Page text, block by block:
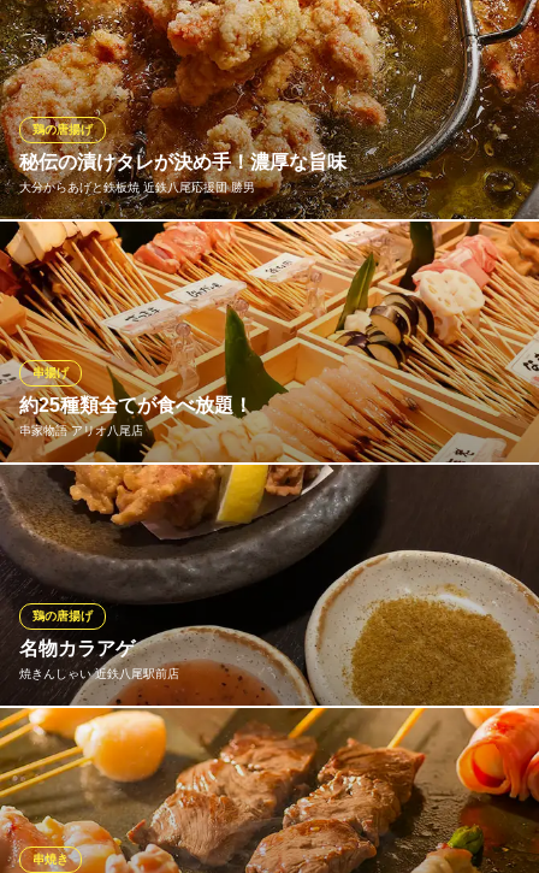
大阪府八尾市安中町1-7-10
知る人ぞ知るグルメ食材【天使の海老】。美しい海に囲まれたニ
ューカレドニアは別名「天国に一番近い島」と呼ばれており、そ
こで育った新鮮で透き通るような色の海老が【天使の海老】で
す。栄養はもちろん旨味成分も豊富。お米一粒一粒に染み渡った
海老の旨味を感じてください！
釜飯と１品料理とお酒のお店 槐（えんじゅ）
こだわり絶品釜飯居酒屋
近鉄大阪線近鉄八尾駅 徒歩1分
大阪府八尾市東本町3-5-7 ダイヤビル5F
秘伝の漬けタレが決め手！濃厚な旨味
大分からあげと鉄板焼 近鉄八尾応援団 勝男
鶏の唐揚げ
勝男に来たらアツアツでジューシーな「唐揚げ」を食べないと始
まらない！じっくり数ヶ月熟成させた「秘伝のタレ」に漬け込
み、鶏肉全体に旨味をたっぷりと染み込ませた濃厚な味わいの唐
揚げです。香ばしいしょうゆとにんにく風味が、お酒にもご飯に
も抜群に合います◎せせりなど、様々な部位をご用意しておりま
す！
大分からあげと鉄板焼 近鉄八尾応援団 勝男
唐揚・鉄板焼・居酒屋
近鉄大阪線近鉄八尾駅 徒歩1分
大阪府八尾市北本町2-2 ベントモール八尾
約25種類全てが食べ放題！
串家物語 アリオ八尾店
串揚げ
定番の牛肉や豚肉、ぷりぷり食感で美味しい海老などの定番串は
もちろん、季節の素材・野菜も取り入れ種類豊富にご用意してお
ります。串家物語オリジナル♪デザート串の『もちもち』や『たい
やき』も人気！各素材のベストな揚げ時間はテーブルに設置して
いる［串揚げ時間目安表］をご覧ください♪
串家物語 アリオ八尾店
串揚げ
近鉄大阪線近鉄八尾駅 徒歩5分
大阪府八尾市光町2-3 アリオ八尾3F
名物カラアゲ
焼きんしゃい 近鉄八尾駅前店
鶏の唐揚げ
お店で１から手作りしています！！ １０種類のタレの中からお選
びいただけます！！ ノーマルレモンも良し、あっさりおろしポン
酢も良し、お気に入りを見つけてくださいね！！
焼きんしゃい 近鉄八尾駅前店
串焼き